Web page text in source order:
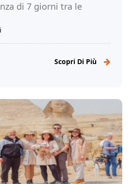
di 7 giorni tra le
Scopri Di Più